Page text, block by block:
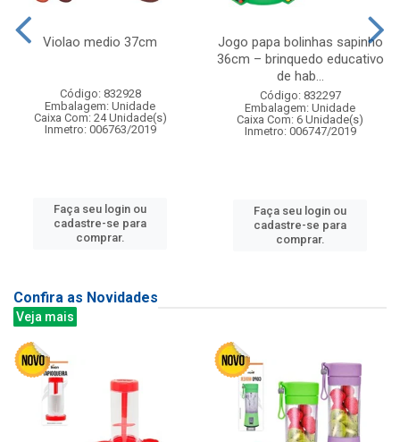
Violao medio 37cm
Código: 832928
Embalagem: Unidade
Caixa Com: 24 Unidade(s)
Inmetro: 006763/2019
Faça seu login ou
cadastre-se para
comprar.
Jogo papa bolinhas sapinho
36cm – brinquedo educativo
de hab...
Código: 832297
Embalagem: Unidade
Caixa Com: 6 Unidade(s)
Inmetro: 006747/2019
Faça seu login ou
cadastre-se para
comprar.
Confira as Novidades
Veja mais